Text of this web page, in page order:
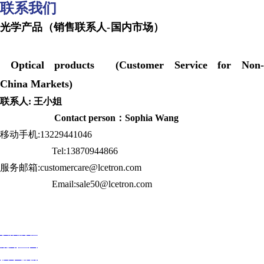
联系我们
光学产品（销售联系人-国内市场）
Optical products (Customer Service for Non-
China Markets)
联系人: 王小姐
Contact person：Sophia Wang
移动手机:13229441046
Tel:13870944866
服务邮箱:customercare@lcetron.com
Email:sale50@lcetron.com